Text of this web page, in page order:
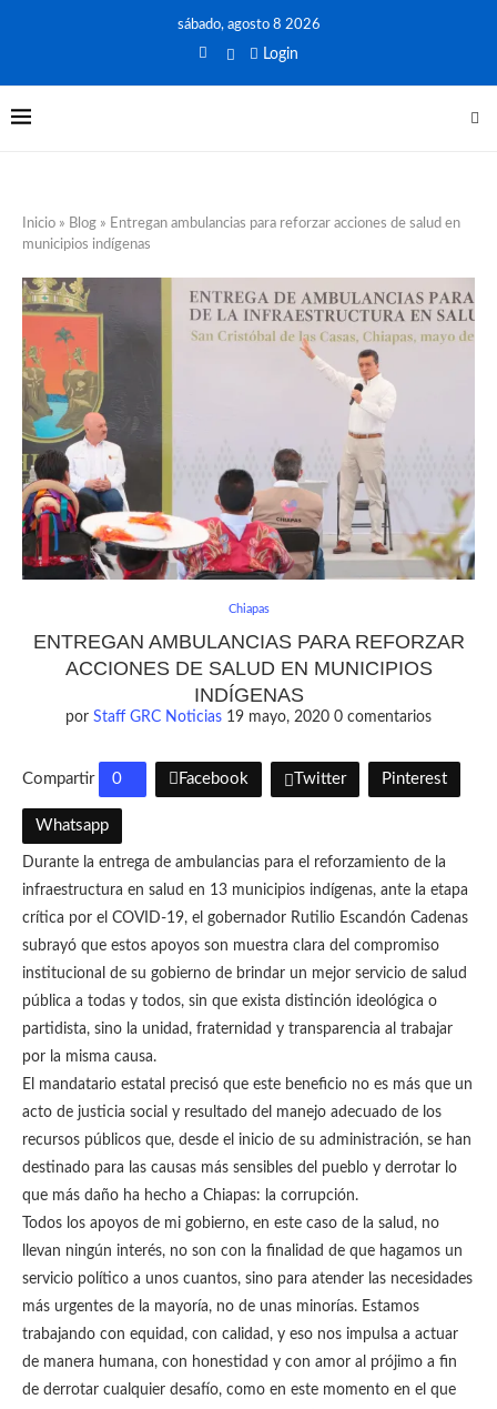
sábado, agosto 8 2026
Login
Inicio » Blog » Entregan ambulancias para reforzar acciones de salud en
municipios indígenas
Chiapas
ENTREGAN AMBULANCIAS PARA REFORZAR
ACCIONES DE SALUD EN MUNICIPIOS
INDÍGENAS
por Staff GRC Noticias 19 mayo, 2020 0 comentarios
Compartir 0 Facebook Twitter Pinterest
Whatsapp
Durante la entrega de ambulancias para el reforzamiento de la
infraestructura en salud en 13 municipios indígenas, ante la etapa
crítica por el COVID-19, el gobernador Rutilio Escandón Cadenas
subrayó que estos apoyos son muestra clara del compromiso
institucional de su gobierno de brindar un mejor servicio de salud
pública a todas y todos, sin que exista distinción ideológica o
partidista, sino la unidad, fraternidad y transparencia al trabajar
por la misma causa.
El mandatario estatal precisó que este beneficio no es más que un
acto de justicia social y resultado del manejo adecuado de los
recursos públicos que, desde el inicio de su administración, se han
destinado para las causas más sensibles del pueblo y derrotar lo
que más daño ha hecho a Chiapas: la corrupción.
Todos los apoyos de mi gobierno, en este caso de la salud, no
llevan ningún interés, no son con la finalidad de que hagamos un
servicio político a unos cuantos, sino para atender las necesidades
más urgentes de la mayoría, no de unas minorías. Estamos
trabajando con equidad, con calidad, y eso nos impulsa a actuar
de manera humana, con honestidad y con amor al prójimo a fin
de derrotar cualquier desafío, como en este momento en el que